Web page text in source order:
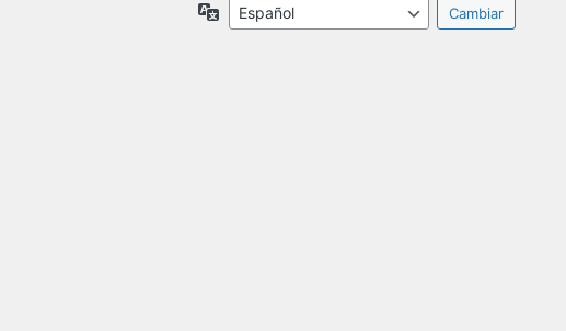
Idioma